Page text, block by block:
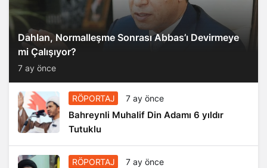
Dahlan, Normalleşme Sonrası Abbas’ı Devirmeye
mi Çalışıyor?
7 ay önce
RÖPORTAJ 7 ay önce
Bahreynli Muhalif Din Adamı 6 yıldır
Tutuklu
RÖPORTAJ 7 ay önce